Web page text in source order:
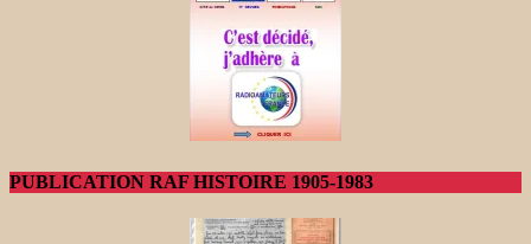
PUBLICATION RAF HISTOIRE 1905-1983